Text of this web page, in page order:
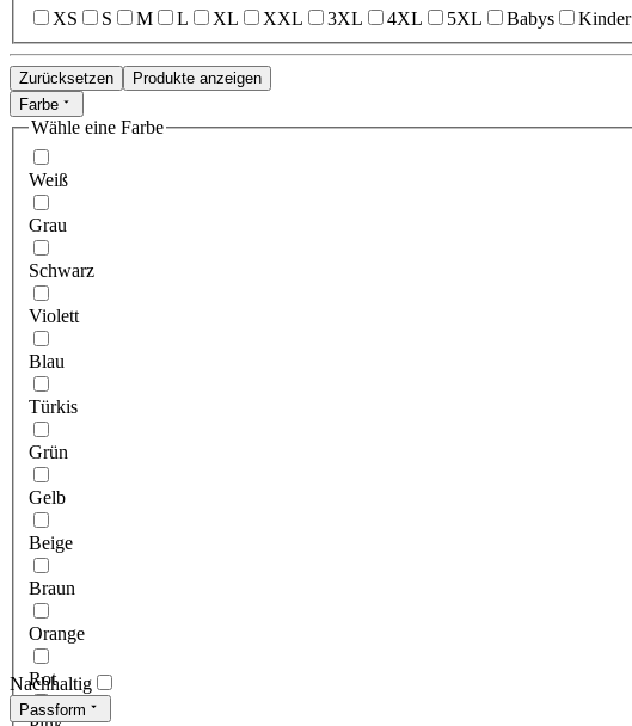
XS
S M L XL XXL 3XL 4XL 5XL Babys Kinder
Zurücksetzen
Produkte anzeigen
Farbe
Wähle eine Farbe
Weiß
Grau
Schwarz
Violett
Blau
Türkis
Grün
Gelb
Beige
Braun
Orange
Rot
Nachhaltig
Passform